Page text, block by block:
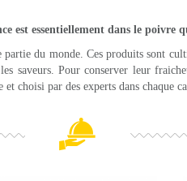
est essentiellement dans le poivre
du monde. Ces produits sont
saveurs. Pour conserver leur
choisi par des experts dans chaque